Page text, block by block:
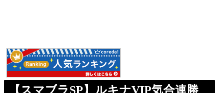
【スマブラSP】ルキナVIP気合連勝